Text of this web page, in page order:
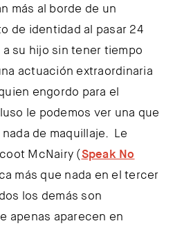
más al borde de un
de identidad al pasar 24
su hijo sin tener tiempo
actuación extraordinaria
engordo para el
le podemos ver una que
de maquillaje. Le
McNairy (Speak No
más que nada en el tercer
los demás son
apenas aparecen en